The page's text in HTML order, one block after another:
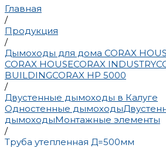
Главная
/
Продукция
/
Дымоходы для дома CORAX
CORAX HOUSECORAX INDUSTRY
BUILDINGCORAX HP 5000
/
Двустенные дымоходы в Калуге
Одностенные дымоходы
дымоходыМонтажные элементы
/
Труба утепленная Д=500мм